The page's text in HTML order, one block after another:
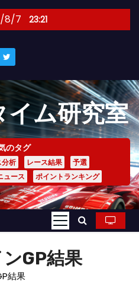
8/7 23:21
イム研究室
のタグ
分析 レース結果
予選
ュース ポイントランキング
GP結果
結果